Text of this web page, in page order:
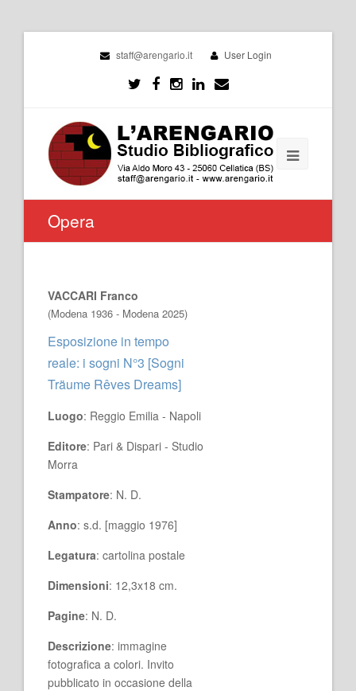
staff@arengario.it User Login
Opera
VACCARI Franco
(Modena 1936 - Modena 2025)
Esposizione in tempo
reale: i sogni N°3 [Sogni
Träume Rêves Dreams]
Luogo: Reggio Emilia - Napoli
Editore: Pari & Dispari - Studio
Morra
Stampatore: N. D.
Anno: s.d. [maggio 1976]
Legatura: cartolina postale
Dimensioni: 12,3x18 cm.
Pagine: N. D.
Descrizione: immagine
fotografica a colori. Invito
pubblicato in occasione della